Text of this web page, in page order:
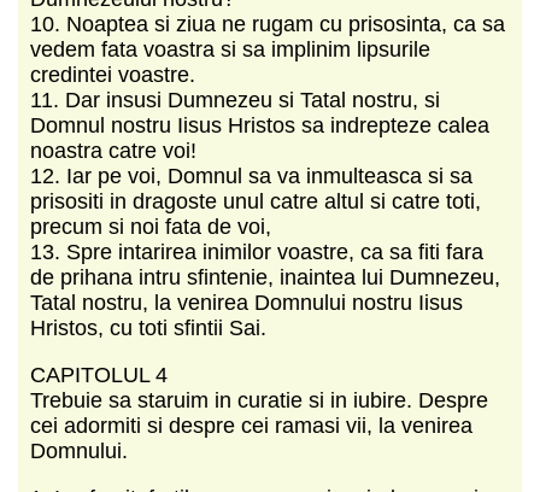
10. Noaptea si ziua ne rugam cu prisosinta, ca sa
vedem fata voastra si sa implinim lipsurile
credintei voastre.
11. Dar insusi Dumnezeu si Tatal nostru, si
Domnul nostru Iisus Hristos sa indrepteze calea
noastra catre voi!
12. Iar pe voi, Domnul sa va inmulteasca si sa
prisositi in dragoste unul catre altul si catre toti,
precum si noi fata de voi,
13. Spre intarirea inimilor voastre, ca sa fiti fara
de prihana intru sfintenie, inaintea lui Dumnezeu,
Tatal nostru, la venirea Domnului nostru Iisus
Hristos, cu toti sfintii Sai.
CAPITOLUL 4
Trebuie sa staruim in curatie si in iubire. Despre
cei adormiti si despre cei ramasi vii, la venirea
Domnului.